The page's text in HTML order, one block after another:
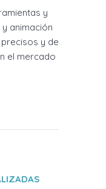
y
animación
y de
el mercado